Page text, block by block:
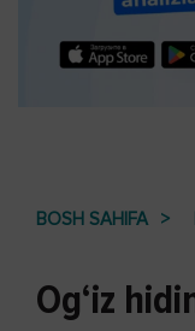
BOSH SAHIFA
Og‘iz